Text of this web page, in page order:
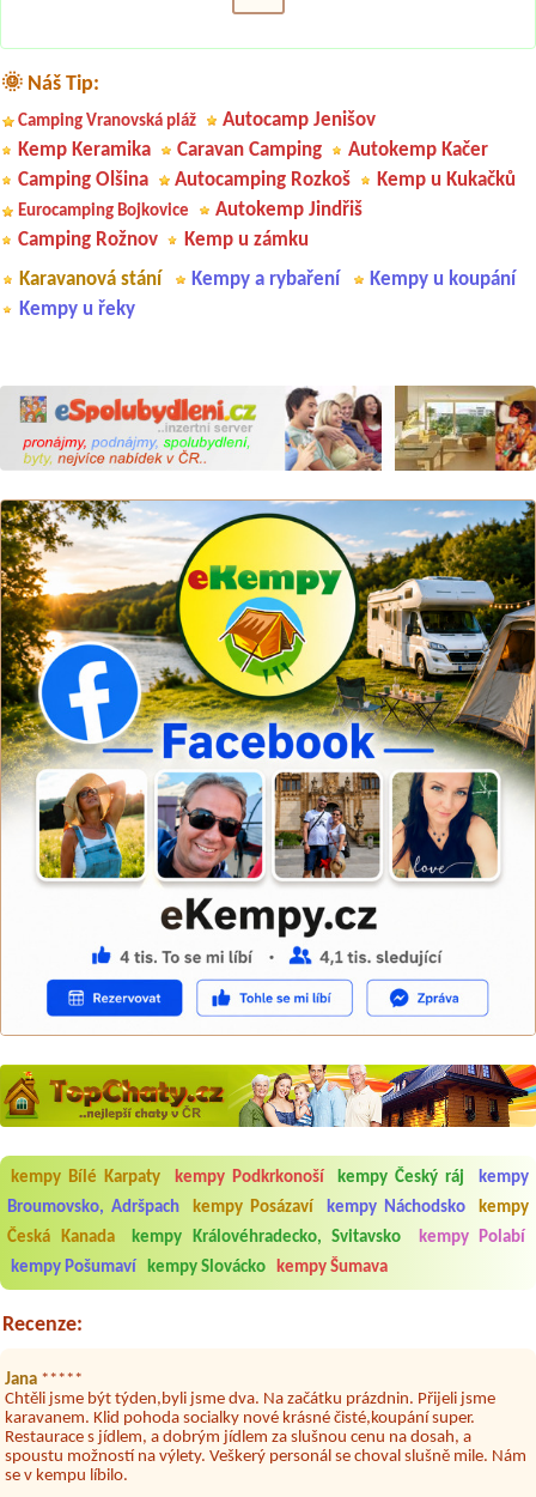
🌞 Náš Tip:
Camping Vranovská pláž
Autocamp Jenišov
Kemp Keramika
Caravan Camping
Autokemp Kačer
Camping Olšina
Autocamping Rozkoš Kemp u Kukačků
Eurocamping Bojkovice
Autokemp Jindřiš
Camping Rožnov
Kemp u zámku
Karavanová stání
Kempy a rybaření
Kempy u koupání
Kempy u řeky
kempy Bílé Karpaty kempy Podkrkonoší kempy Český ráj
kempy
Broumovsko, Adršpach
kempy Posázaví kempy Náchodsko
kempy
Česká Kanada
kempy Královéhradecko, Svitavsko
kempy Polabí
kempy Pošumaví
kempy Slovácko kempy Šumava
Recenze:
Aneta Melicharová ***
Byli jsme zde v týdnu od 25.7. do 1.8. 2026. Kemp jako takový je pěkný.
V umývárně i na WC bylo vždy čisto, doplněný papír i utěrky, což při
množství návštěvníků není samozřejmost. V kempu je obchod a
restaurace, kebab a další občerstvení. Co nás ale velice zklamalo byl
celodenní hluk z repráků u stanů a absolutní bezohlednost ostatních
ubytovaných. Přes den jsem si připadala jak na pouti- z každého koutu
hrála jiná hudba.Kemp pěkný, ale takový rámus jsme ještě nezažili...
Jana
*****
Chtěli jsme být týden,byli jsme dva. Na začátku prázdnin. Přijeli jsme
karavanem. Klid pohoda socialky nové krásné čisté,koupání super.
Restaurace s jídlem, a dobrým jídlem za slušnou cenu na dosah, a
spoustu možností na výlety. Veškerý personál se choval slušně mile. Nám
se v kempu líbilo.